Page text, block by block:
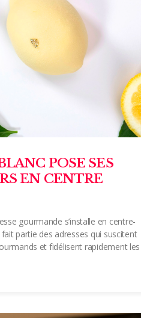
POSE SES
EN CENTRE
gourmande s’installe en centre-
partie des adresses qui suscitent
et fidélisent rapidement les